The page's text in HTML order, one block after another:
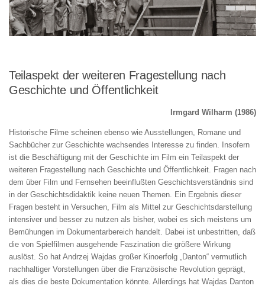
Teilaspekt der weiteren Fra­gestellung nach
Geschichte und Öffentlichkeit
Irmgard Wilharm (1986)
Historische Filme scheinen ebenso wie Ausstellungen, Romane und
Sachbü­cher zur Geschichte wachsendes Interesse zu finden. Insofern
ist die Beschäftigung mit der Geschichte im Film ein Teilaspekt der
weiteren Fra­gestellung nach Geschichte und Öffentlichkeit. Fragen nach
dem über Film und Fernsehen beeinflußten Geschichtsverständnis sind
in der Geschichts­didaktik keine neuen Themen. Ein Ergebnis dieser
Fragen besteht in Versuchen, Film als Mittel zur Geschichtsdarstellung
intensiver und bes­ser zu nutzen als bisher, wobei es sich meistens um
Bemühungen im Doku­mentarbereich handelt. Dabei ist unbestritten, daß
die von Spielfilmen ausgehende Faszination die größere Wirkung
auslöst. So hat Andrzej Wajdas großer Kinoerfolg „Danton“ vermutlich
nachhaltiger Vorstellungen über die Französische Revolution geprägt,
als dies die beste Dokumentation könnte. Allerdings hat Wajdas Danton